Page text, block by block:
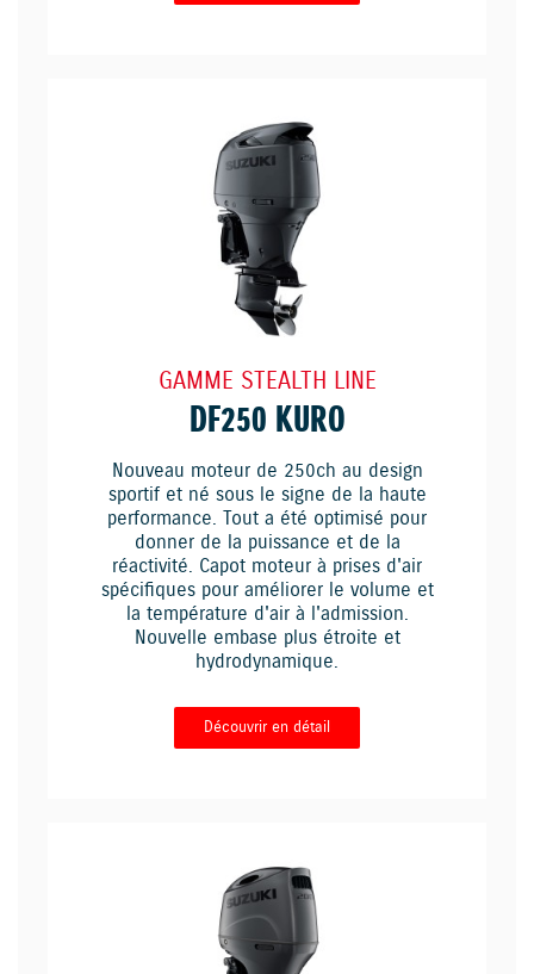
GAMME STEALTH LINE
DF250 KURO
Nouveau moteur de 250ch au design
sportif et né sous le signe de la haute
performance. Tout a été optimisé pour
donner de la puissance et de la
réactivité. Capot moteur à prises d'air
spécifiques pour améliorer le volume et
la température d'air à l'admission.
Nouvelle embase plus étroite et
hydrodynamique.
Découvrir en détail